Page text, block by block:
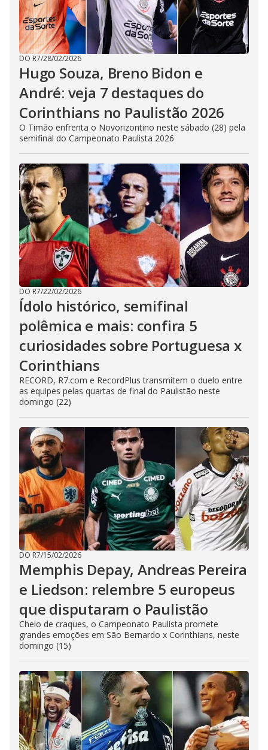
DO R7/28/02/2026
Hugo Souza, Breno Bidon e
André: veja 7 destaques do
Corinthians no Paulistão 2026
O Timão enfrenta o Novorizontino neste sábado (28) pela
semifinal do Campeonato Paulista 2026
DO R7/22/02/2026
Ídolo histórico, semifinal
polêmica e mais: confira 5
curiosidades sobre Portuguesa x
Corinthians
RECORD, R7.com e RecordPlus transmitem o duelo entre
as equipes pelas quartas de final do Paulistão neste
domingo (22)
DO R7/15/02/2026
Memphis Depay, Andreas Pereira
e Liedson: relembre 5 europeus
que disputaram o Paulistão
Cheio de craques, o Campeonato Paulista promete
grandes emoções em São Bernardo x Corinthians, neste
domingo (15)